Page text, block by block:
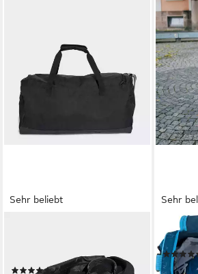
Sehr beliebt
(20)
Sehr
SCOOLI
ab